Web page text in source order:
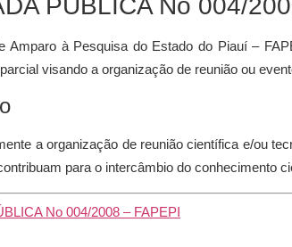
PÚBLICA No 004/
Amparo à Pesquisa do Estado do Piauí –
visando a organização de reunião ou
a organização de reunião científica e/ou
para o intercâmbio do conhecimento
No 004/2008 – FAPEPI